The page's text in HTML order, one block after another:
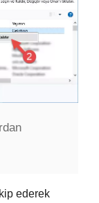
ederek